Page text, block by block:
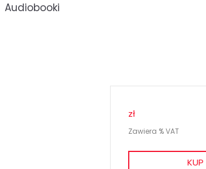
Audiobooki
zł
Zawiera % VAT
KUP